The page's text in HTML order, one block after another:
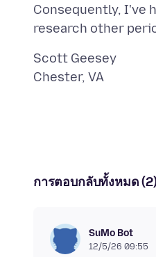
Consequently, I've
Scott Geesey
การตอบกลับทั้งหมด
SuMo Bot
12/5/26 09:55